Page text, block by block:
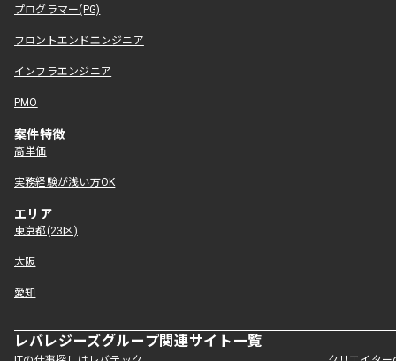
プログラマー(PG)
フロントエンドエンジニア
インフラエンジニア
PMO
案件特徴
高単価
実務経験が浅い方OK
エリア
東京都(23区)
大阪
愛知
レバレジーズグループ関連サイト一覧